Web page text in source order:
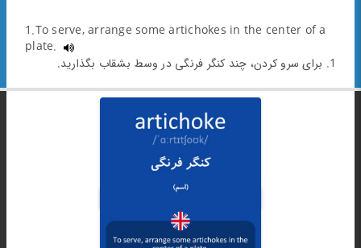
1.To serve, arrange some artichokes in the center of a
plate.
1. برای سرو کردن، چند کنگر فرنگی در وسط بشقاب بگذارید.